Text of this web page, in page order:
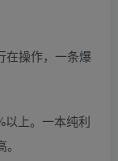
在操作，一条爆
以上。一本纯利